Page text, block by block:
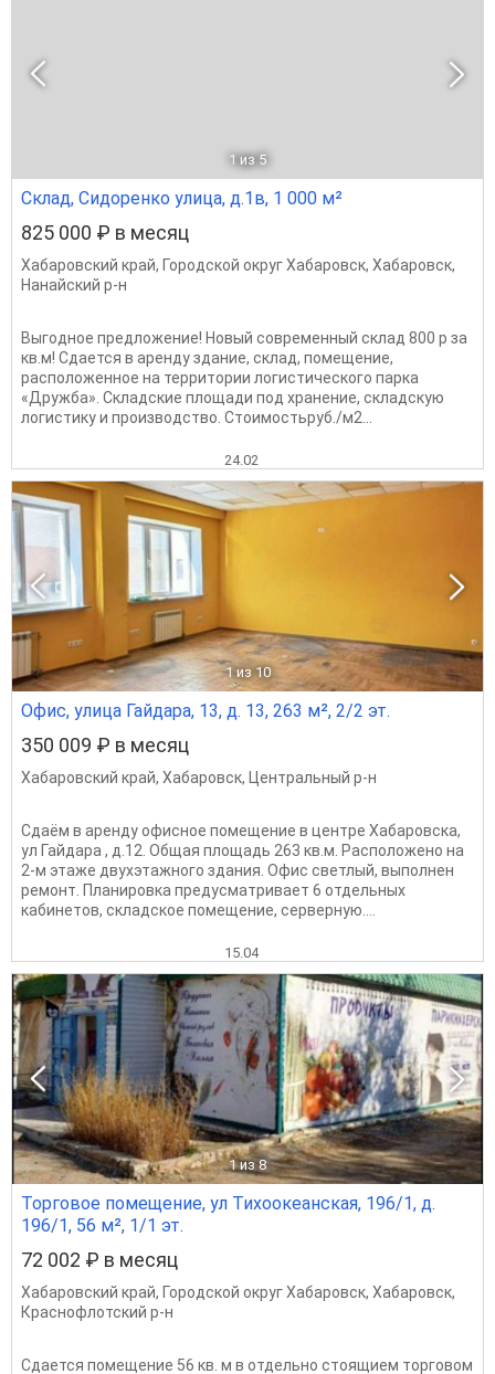
1 из 5
Склад, Сидоренко улица, д.1в, 1 000 м²
825 000 ₽ в месяц
Хабаровский край, Городской округ Хабаровск, Хабаровск,
Нанайский р-н
Выгодное предложение! Новый современный склад 800 р за
кв.м! Сдается в аренду здание, склад, помещение,
расположенное на территории логистического парка
«Дружба». Складские площади под хранение, складскую
логистику и производство. Стоимостьруб./м2...
24.02
1 из 10
Офис, улица Гайдара, 13, д. 13, 263 м², 2/2 эт.
350 009 ₽ в месяц
Хабаровский край, Хабаровск, Центральный р-н
Сдаём в аренду офисное помещение в центре Хабаровска,
ул Гайдара , д.12. Общая площадь 263 кв.м. Расположено на
2-м этаже двухэтажного здания. Офис светлый, выполнен
ремонт. Планировка предусматривает 6 отдельных
кабинетов, складское помещение, серверную....
15.04
1 из 8
Торговое помещение, ул Тихоокеанская, 196/1, д.
196/1, 56 м², 1/1 эт.
72 002 ₽ в месяц
Хабаровский край, Городской округ Хабаровск, Хабаровск,
Краснофлотский р-н
Сдается помещение 56 кв. м в отдельно стоящием торговом